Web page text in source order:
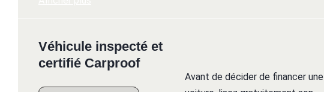
Véhicule inspecté et
certifié Carproof
Avant de décider de financer une